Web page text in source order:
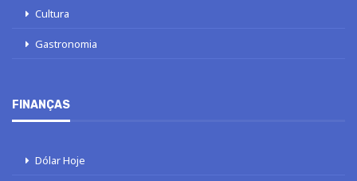
Cultura
Gastronomia
FINANÇAS
Dólar Hoje